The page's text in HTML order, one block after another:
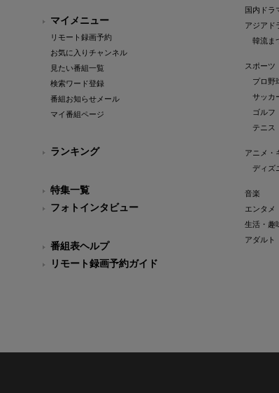
マイメニュー
リモート録画予約
お気に入りチャンネル
見たい番組一覧
検索ワード登録
番組お知らせメール
マイ番組ページ
ランキング
特集一覧
フォトインタビュー
番組表ヘルプ
リモート録画予約ガイド
国内ドラ
アジアド
韓流ま
スポーツ
プロ野
サッカ
ゴルフ
テニス
アニメ・
ディズ
音楽
エンタメ
生活・趣
アダルト